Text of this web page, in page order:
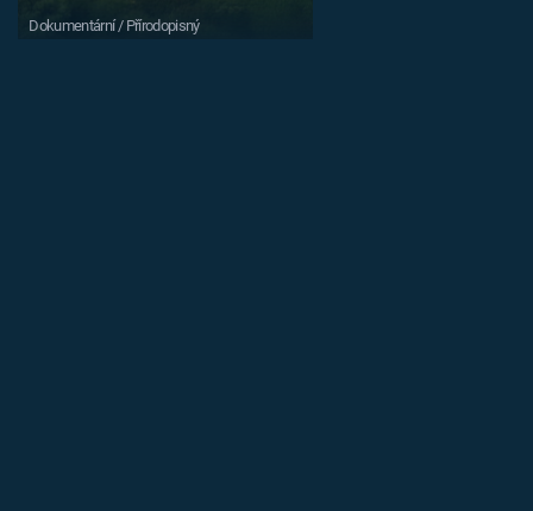
Dokumentární / Přírodopisný